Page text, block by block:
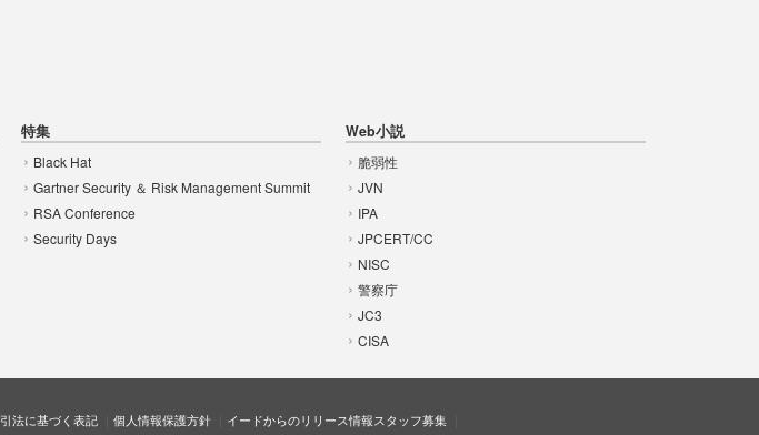
特集
Black Hat
Gartner Security ＆ Risk Management Summit
RSA Conference
Security Days
Web小説
脆弱性
JVN
IPA
JPCERT/CC
NISC
警察庁
JC3
CISA
法に基づく表記 個人情報保護方針 イードからのリリース情報スタッフ募集